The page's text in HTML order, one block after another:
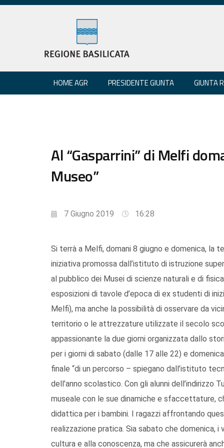
HOME AGR PRESIDENTE GIUNTA GIUNTA
Al “Gasparrini” di Melfi
Museo”
7 Giugno 2019 16:28
Si terrà a Melfi, domani 8 giugno e domenica, la
iniziativa promossa dall’istituto di istruzione
al pubblico dei Musei di scienze naturali e di
esposizioni di tavole d’epoca di ex studenti di
Melfi), ma anche la possibilità di osservare da
territorio o le attrezzature utilizzate il secolo
appassionante la due giorni organizzata dallo
per i giorni di sabato (dalle 17 alle 22) e
finale “di un percorso – spiegano dall’istituto
dell’anno scolastico. Con gli alunni
museale con le sue dinamiche e sfaccettature,
didattica per i bambini. I ragazzi affrontando
realizzazione pratica. Sia sabato che domenica,
cultura e alla conoscenza, ma che assicurerà